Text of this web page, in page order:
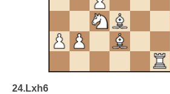
24.Lxh6